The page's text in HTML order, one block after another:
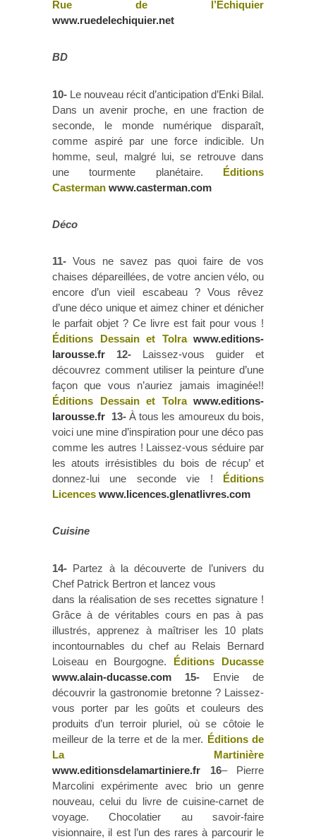
Rue de l’Échiquier
www.ruedelechiquier.net
BD
10- Le nouveau récit d’anticipation d’Enki Bilal.
Dans un avenir proche, en une fraction de
seconde, le monde numérique disparaît,
comme aspiré par une force indicible. Un
homme, seul, malgré lui, se retrouve dans
une tourmente planétaire. Éditions
Casterman www.casterman.com
Déco
11- Vous ne savez pas quoi faire de vos
chaises dépareillées, de votre ancien vélo, ou
encore d’un vieil escabeau ? Vous rêvez
d’une déco unique et aimez chiner et dénicher
le parfait objet ? Ce livre est fait pour vous !
Éditions Dessain et Tolra www.editions-
larousse.fr
12- Laissez-vous guider et
découvrez comment utiliser la peinture d’une
façon que vous n’auriez jamais imaginée!!
Éditions Dessain et Tolra www.editions-
larousse.fr 13-À tous les amoureux du bois,
voici une mine d’inspiration pour une déco pas
comme les autres ! Laissez-vous séduire par
les atouts irrésistibles du bois de récup’ et
donnez-lui une seconde vie ! Éditions
Licences www.licences.glenatlivres.com
Cuisine
14- Partez à la découverte de l’univers du
Chef Patrick Bertron et lancez vous
dans la réalisation de ses recettes signature !
Grâce à de véritables cours en pas à pas
illustrés, apprenez à maîtriser les 10 plats
incontournables du chef au Relais Bernard
Loiseau en Bourgogne. Éditions Ducasse
www.alain-ducasse.com
15- Envie de
découvrir la gastronomie bretonne ? Laissez-
vous porter par les goûts et couleurs des
produits d’un terroir pluriel, où se côtoie le
meilleur de la terre et de la mer. Éditions de
La Martinière
www.editionsdelamartiniere.fr
16– Pierre
Marcolini expérimente avec brio un genre
nouveau, celui du livre de cuisine-carnet de
voyage. Chocolatier au savoir-faire
visionnaire, il est l’un des rares à parcourir le